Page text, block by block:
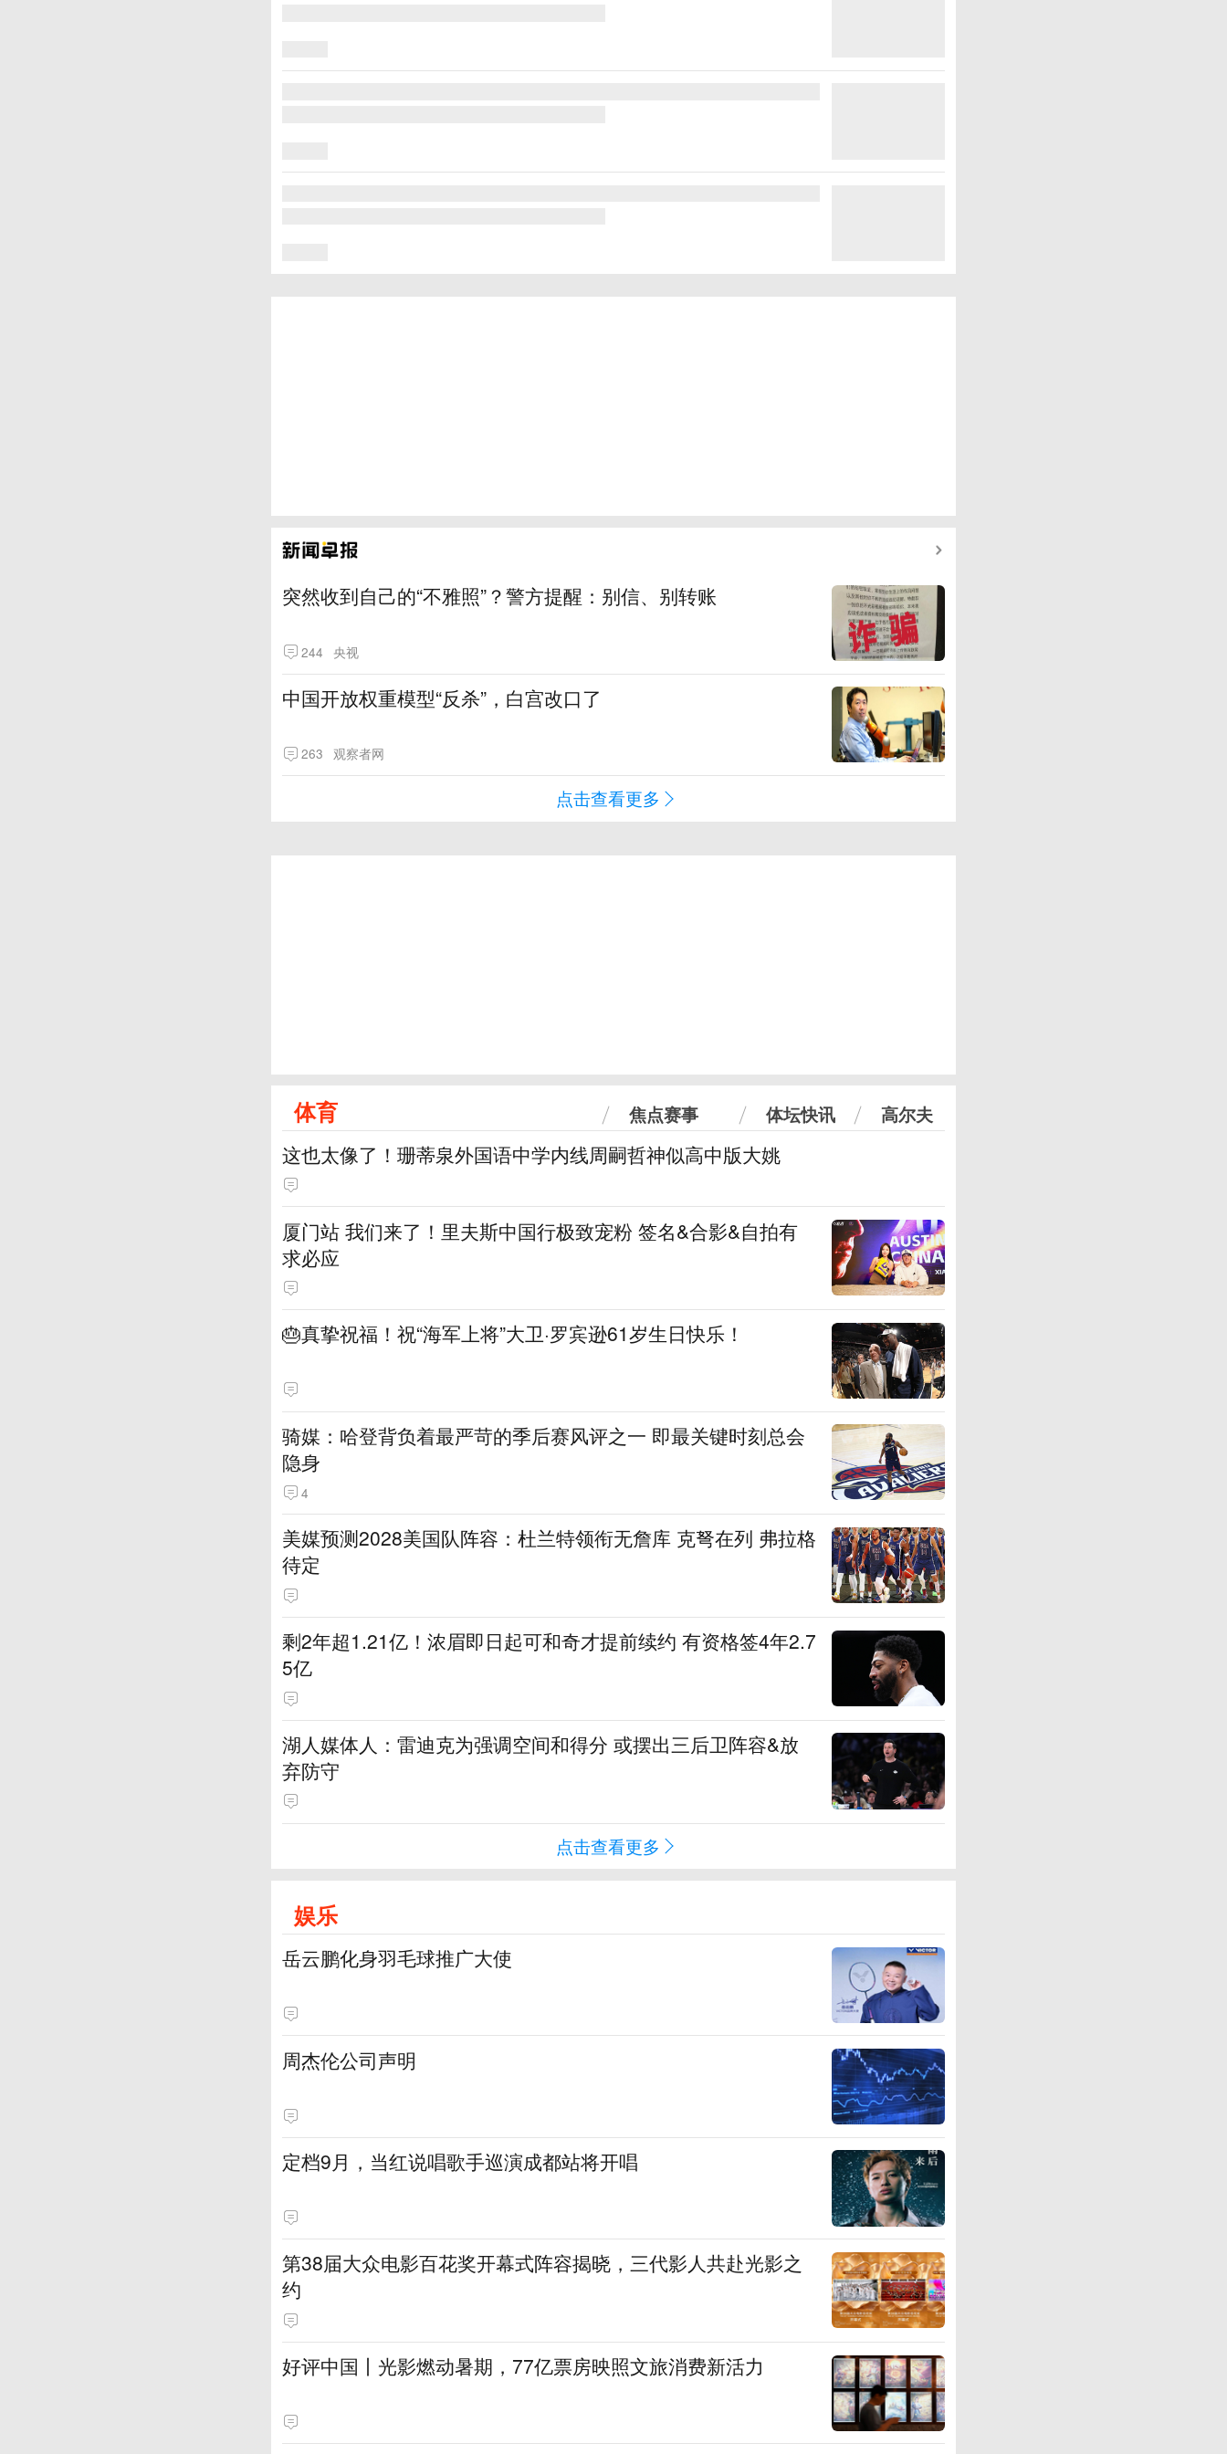
突然收到自己的“不雅照”？警方提醒：别信、别转账
244 央视
中国开放权重模型“反杀”，白宫改口了
263 观察者网
点击查看更多
体育 焦点赛事 体坛快讯 高尔夫
这也太像了！珊蒂泉外国语中学内线周嗣哲神似高中版大姚
厦门站 我们来了！里夫斯中国行极致宠粉 签名&合影&自拍有
求必应
🎂真挚祝福！祝“海军上将”大卫·罗宾逊61岁生日快乐！
骑媒：哈登背负着最严苛的季后赛风评之一 即最关键时刻总会
隐身
4
美媒预测2028美国队阵容：杜兰特领衔无詹库 克弩在列 弗拉格
待定
剩2年超1.21亿！浓眉即日起可和奇才提前续约 有资格签4年2.7
5亿
湖人媒体人：雷迪克为强调空间和得分 或摆出三后卫阵容&放
弃防守
点击查看更多
娱乐
岳云鹏化身羽毛球推广大使
周杰伦公司声明
定档9月，当红说唱歌手巡演成都站将开唱
第38届大众电影百花奖开幕式阵容揭晓，三代影人共赴光影之
约
好评中国丨光影燃动暑期，77亿票房映照文旅消费新活力